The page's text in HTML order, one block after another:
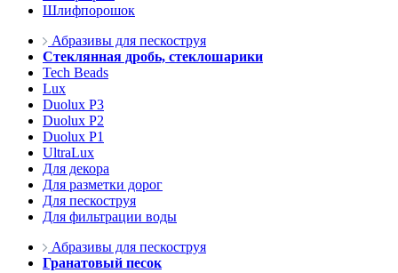
Шлифпорошок
Абразивы для пескоструя
Стеклянная дробь, стеклошарики
Tech Beads
Lux
Duolux P3
Duolux P2
Duolux P1
UltraLux
Для декора
Для разметки дорог
Для пескоструя
Для фильтрации воды
Абразивы для пескоструя
Гранатовый песок